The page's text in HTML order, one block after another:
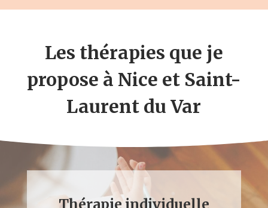
Les thérapies que je
propose à Nice et Saint-
Laurent du Var
Thérapie individuelle